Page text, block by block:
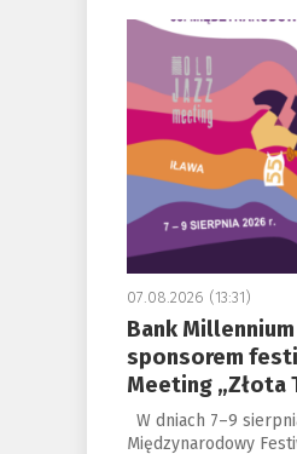
a
07.08.2026 (13:31)
Bank
sponsorem
Meeting „Złota
W dniach 7–9
Międzynarodowy